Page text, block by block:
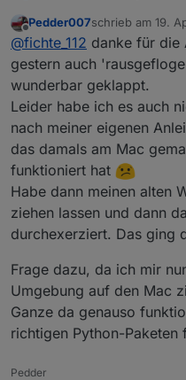
Python Releases
Google Chrome
In der Konsole
den Adapter
Im Iobroker den
Expertenmodus
Den Reiter
Offline
Pedder007schrieb am 19.
zuletzt editiert
@fichte_112 danke für die
gestern auch
wunderbar geklappt.
Leider habe ich es auch
nach meiner eigenen
das damals am Mac
funktioniert hat
Habe dann meinen alten
ziehen lassen und dann
durchexerziert. Das ging
Frage dazu, da ich mir
Umgebung auf den Mac
Ganze da genauso
richtigen Python-Paketen
Pedder